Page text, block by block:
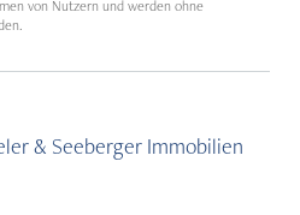
von Nutzern und werden ohne
& Seeberger Immobilien